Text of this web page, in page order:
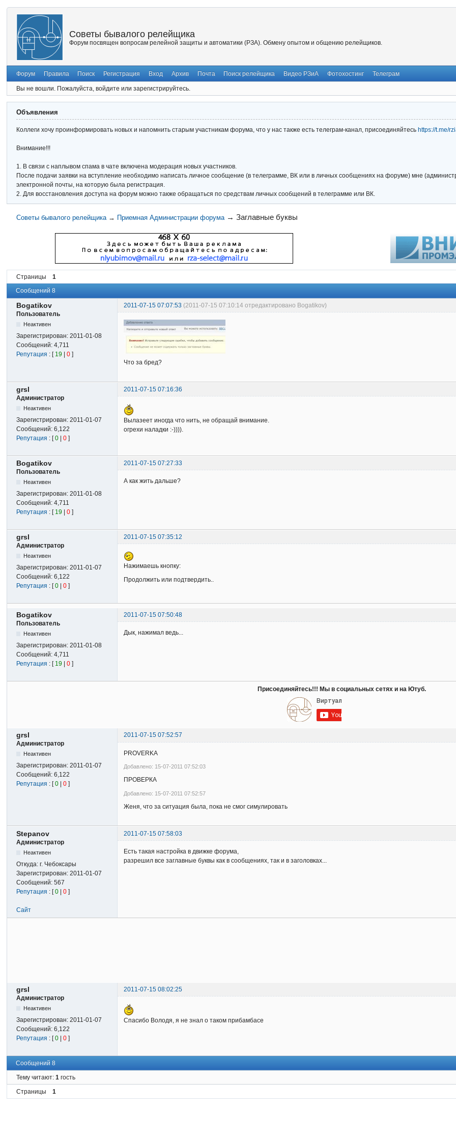
Советы бывалого релейщика
Форум посвящен вопросам релейной защиты и автоматики (РЗА). Обмену опытом и общению релейщиков.
Форум Правила Поиск Регистрация Вход Архив Почта Поиск релейщика Видео РЗиА Фотохостинг Телеграм
Вы не вошли. Пожалуйста, войдите или зарегистрируйтесь.
Объявления
Коллеги хочу проинформировать новых и напомнить старым участникам форума, что у нас также есть телеграм-канал, присоединяйтесь https://t.me/
Внимание!!!
1. В связи с наплывом спама в чате включена модерация новых участников.
После подачи заявки на вступление необходимо написать личное сообщение (в телеграмме, ВК или в личных сообщениях на форуме) мне
электронной почты, на которую была регистрация.
2. Для восстановления доступа на форум можно также обращаться по средствам личных сообщений в телеграмме или ВК.
Советы бывалого релейщика → Приемная Администрации форума → Заглавные буквы
Страницы
1
Сообщений 8
Bogatikov 2011-07-15 07:07:53 (2011-07-15 07:10:14 отредактировано Bogatikov)
Пользователь
Неактивен
Зарегистрирован:2011-01-08
Сообщений:4,711
Репутация : [ 19 |0 ]
Что за бред?
grsl
2011-07-15 07:16:36
Администратор
Неактивен
Зарегистрирован:2011-01-07
Сообщений:6,122
Репутация : [0 |0 ]
Вылазеет иногда что нить, нe обращай внимание.
огрехи наладки :-)))).
Bogatikov
2011-07-15 07:27:33
Пользователь
Неактивен
Зарегистрирован:2011-01-08
Сообщений:4,711
Репутация : [ 19 |0 ]
А как жить дальше?
grsl
2011-07-15 07:35:12
Администратор
Неактивен
Зарегистрирован:2011-01-07
Сообщений:6,122
Репутация : [0 |0 ]
Нажимаешь кнопку:
Продолжить или подтвердить..
Bogatikov
2011-07-15 07:50:48
Пользователь
Неактивен
Зарегистрирован:2011-01-08
Сообщений:4,711
Репутация : [ 19 |0 ]
Дык, нажимал ведь...
Присоединяйтесь!!! Мы в социальных сетях и на Ютуб.
grsl
2011-07-15 07:52:57
Администратор
Неактивен
Зарегистрирован:2011-01-07
Сообщений:6,122
Репутация : [0 |0 ]
PROVERKA
Добавлено: 15-07-2011 07:52:03
ПРОВЕРКА
Добавлено: 15-07-2011 07:52:57
Женя, что за ситуация была, пока не смог симулировать
Stepanov
2011-07-15 07:58:03
Администратор
Неактивен
Откуда:г. Чебоксары
Зарегистрирован:2011-01-07
Сообщений:567
Репутация : [0 |0 ]
Есть такая настройка в движке форума,
разрешил все заглавные буквы как в сообщениях, так и в заголовках...
Сайт
grsl
2011-07-15 08:02:25
Администратор
Неактивен
Зарегистрирован:2011-01-07
Сообщений:6,122
Репутация : [0 |0 ]
Спасибо Володя, я не знал о таком прибамбасе
Сообщений 8
Тему читают:1 гость
Страницы
1